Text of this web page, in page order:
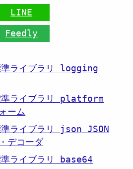
LINE
Feedly
ライブラリ logging
ライブラリ platform
ーム
ライブラリ json JSON
デコーダ
ライブラリ base64